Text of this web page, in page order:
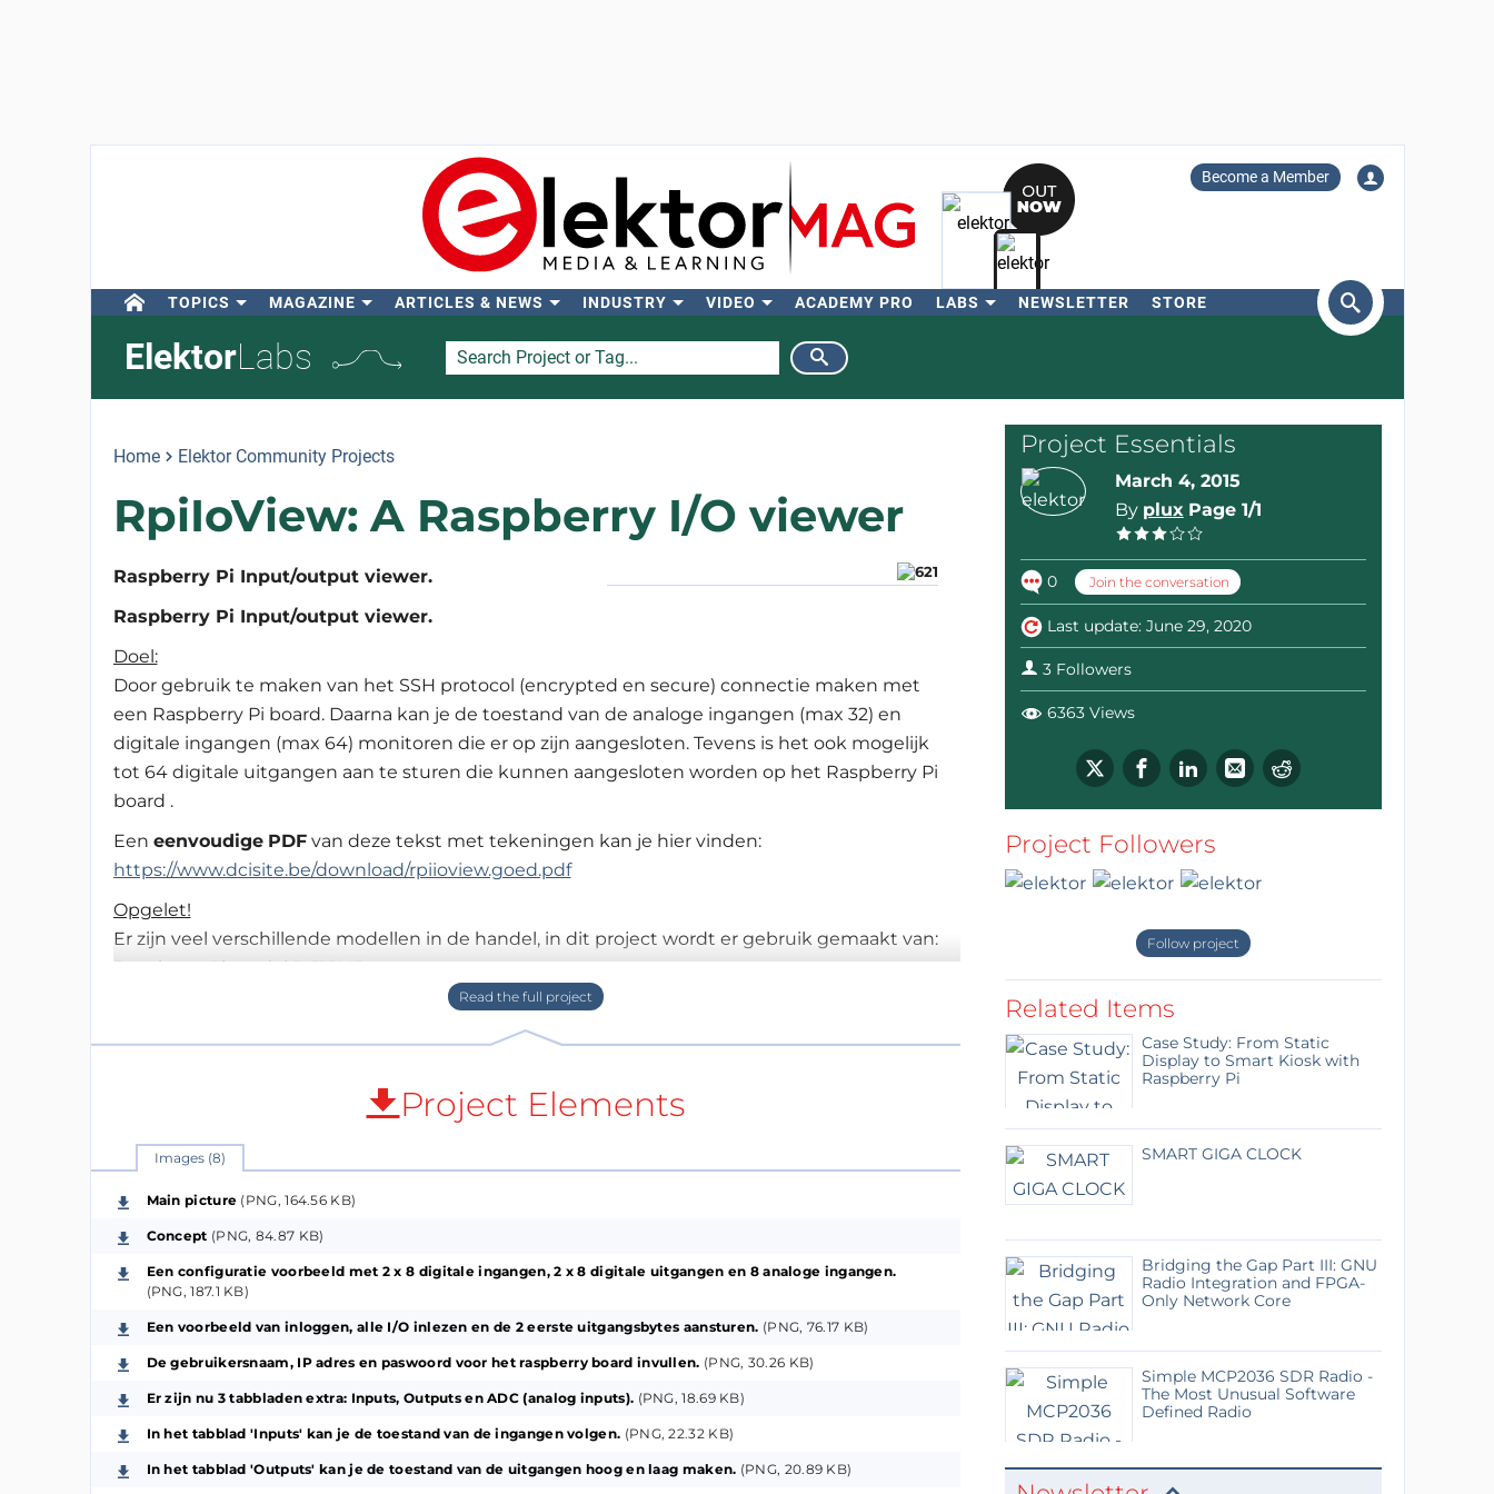
Become a Member
TOPICS MAGAZINE ARTICLES & NEWS INDUSTRY VIDEO ACADEMY PRO LABS NEWSLETTER STORE
ElektorLabs
Home Elektor Community Projects
RpiIoView: A Raspberry I/O viewer
Raspberry Pi Input/output viewer.
Raspberry Pi Input/output viewer.
Doel:
Door gebruik te maken van het SSH protocol (encrypted en secure) connectie maken met
een Raspberry Pi board. Daarna kan je de toestand van de analoge ingangen (max 32) en
digitale ingangen (max 64) monitoren die er op zijn aangesloten. Tevens is het ook mogelijk
tot 64 digitale uitgangen aan te sturen die kunnen aangesloten worden op het Raspberry Pi
board .
Een eenvoudige PDFvan deze tekst met tekeningen kan je hier vinden:
https://www.dcisite.be/download/rpiioview.goed.pdf
Opgelet!
Er zijn veel verschillende modellen in de handel, in dit project wordt er gebruik gemaakt van:
Raspberry Pi model B 512MB
ARMv6-compatible processor rev 7 (v6l)
'PCA9555' ic's aan te sluiten en vier 'ADS7830' ic's.
Daarna configureren we een PCA9555 module zo dat deze over 8 digitale in- en 8 uitgangen
beschikt.
Op een PC met als operating system 'Ubuntu' kan dan de controle over al deze hardware op
het Raspberry Pi board worden overgenomen. Je kan dit in een terminal venster via de
command line of door gebruik maken van een grafisch programma dat is geschreven in
Java.
Op een Windows installatie kan je door gebruik te maken van het programma 'putty' alleen
maar in een terminal omgeving werken met de software van dit project.
Een configuratie voorbeeld met 2 x 8 digitale ingangen, 2 x 8 digitale uitgangen en 8
analoge ingangen. Zie foto's of
https://www.dcisite.be/download/rpiioview.goed.pdf
Benodigdheden:
Project Elements
Images (8)
Main picture (PNG, 164.56 KB)
Concept (PNG, 84.87 KB)
Een configuratie voorbeeld met 2 x 8 digitale ingangen, 2 x 8 digitale uitgangen en 8 analoge ingangen.
(PNG, 187.1 KB)
Een voorbeeld van inloggen, alle I/O inlezen en de 2 eerste uitgangsbytes aansturen. (PNG, 76.17 KB)
De gebruikersnaam, IP adres en paswoord voor het raspberry board invullen. (PNG, 30.26 KB)
Er zijn nu 3 tabbladen extra: Inputs, Outputs en ADC (analog inputs). (PNG, 18.69 KB)
In het tabblad 'Inputs' kan je de toestand van de ingangen volgen. (PNG, 22.32 KB)
In het tabblad 'Outputs' kan je de toestand van de uitgangen hoog en laag maken. (PNG, 20.89 KB)
Project Essentials
March 4, 2015
By plux Page 1/1
0 Join the conversation
Last update: June 29, 2020
3 Followers
6363 Views
Project Followers
Follow project
Related Items
Case Study: From Static
Display to Smart Kiosk with
Raspberry Pi
SMART GIGA CLOCK
Bridging the Gap Part III: GNU
Radio Integration and FPGA-
Only Network Core
Simple MCP2036 SDR Radio -
The Most Unusual Software
Defined Radio